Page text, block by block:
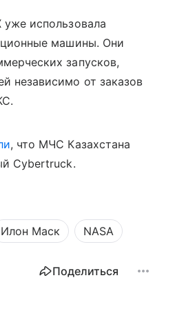
использовала
машины. Они
запусков,
независимо от заказов
, что МЧС Казахстана
Cybertruck.
Илон Маск NASA
Поделиться